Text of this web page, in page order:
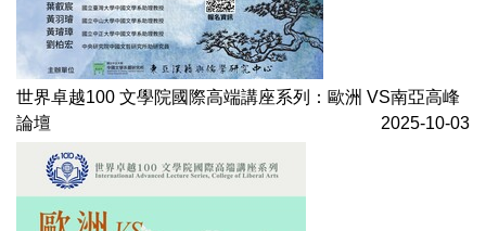
世界卓越100 文學院國際高端講座系列：歐洲 VS南亞高峰
論壇
2025-10-03